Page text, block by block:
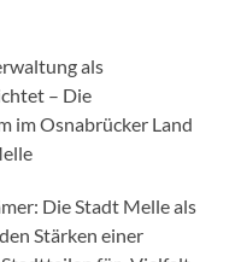
als
– Die
im Osnabrücker Land
Die Stadt Melle als
Stärken einer